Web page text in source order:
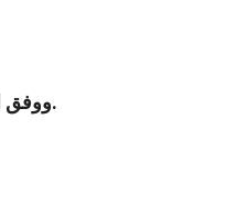
ووفق القرطبي بين الحديثين: فحمل اللعن على من تكثر الزيارة، وجواز الزيارة من غير إكثار.